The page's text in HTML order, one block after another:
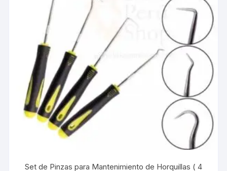
Set de Pinzas para Mantenimiento de Horquillas ( 4